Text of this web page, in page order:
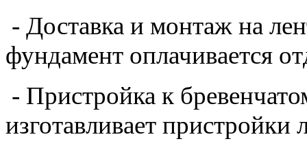
- Доставка и монтаж на
фундамент оплачивается
- Пристройка к
изготавливает